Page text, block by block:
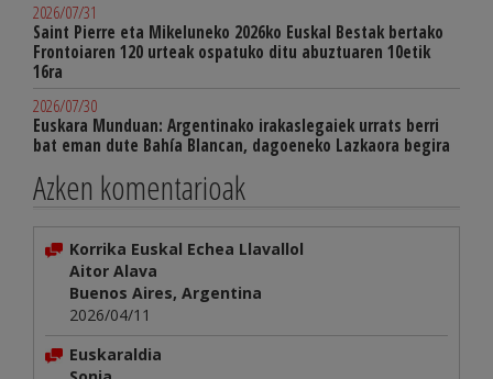
2026/07/31
Saint Pierre eta Mikeluneko 2026ko Euskal Bestak bertako
Frontoiaren 120 urteak ospatuko ditu abuztuaren 10etik
16ra
2026/07/30
Euskara Munduan: Argentinako irakaslegaiek urrats berri
bat eman dute Bahía Blancan, dagoeneko Lazkaora begira
Azken komentarioak
Korrika Euskal Echea Llavallol
Aitor Alava
Buenos Aires, Argentina
2026/04/11
Euskaraldia